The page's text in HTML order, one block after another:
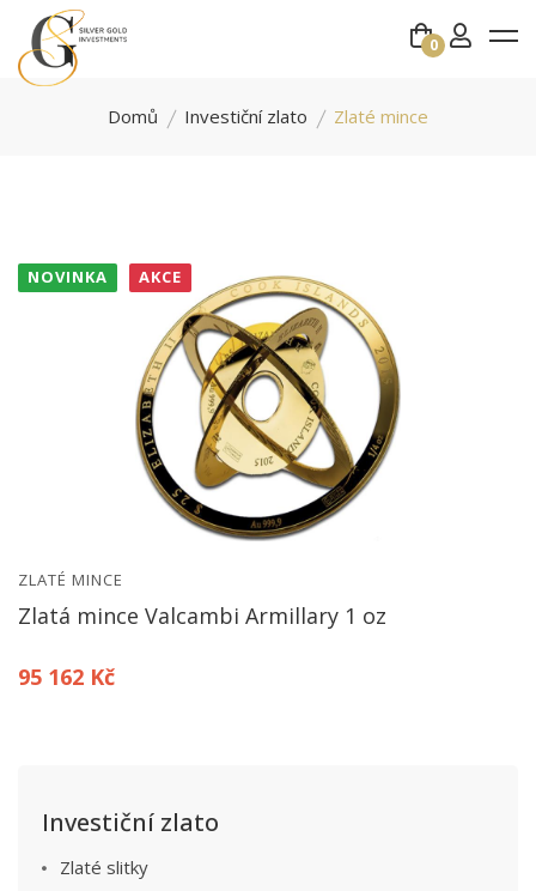
0
Domů Investiční zlato Zlaté mince
NOVINKA AKCE
ZLATÉ MINCE
Zlatá mince Valcambi Armillary 1 oz
95 162 Kč
Investiční zlato
Zlaté slitky